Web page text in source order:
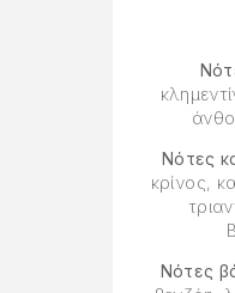
Νότες
κρίνος,
Νότες